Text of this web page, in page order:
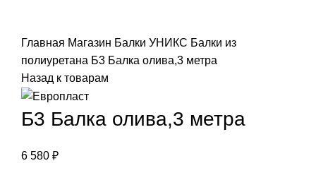
Главная Магазин Балки УНИКС Балки из
полиуретана Б3 Балка олива,3 метра
Назад к товарам
Б3 Балка олива,3 метра
6 580 ₽